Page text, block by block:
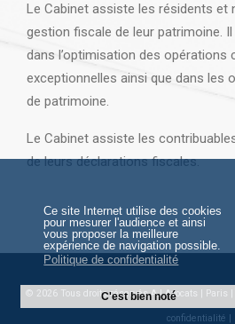
Ce site Internet utilise des cookies
pour mesurer l'audience et ainsi
vous proposer la meilleure
expérience de navigation possible.
Politique de confidentialité
C'est bien noté
Le Cabinet assiste les résidents et
gestion fiscale de leur patrimoine.
dans l’optimisation des opérations
exceptionnelles ainsi que dans les
de patrimoine.
Le Cabinet assiste les
de leurs déclarations fiscales.
© 2026 Tous droits réservés AJ Avocats | Paris |
confidentialité |